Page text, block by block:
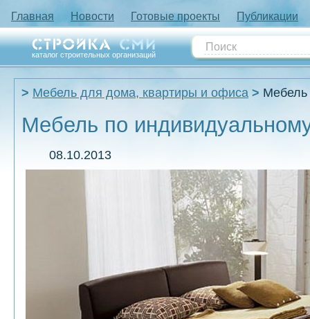
Главная Новости Готовые проекты Публикации
каталог строительных организаций
Мебель для дома, квартиры и офиса Мебель
Мебель по
08.10.2013